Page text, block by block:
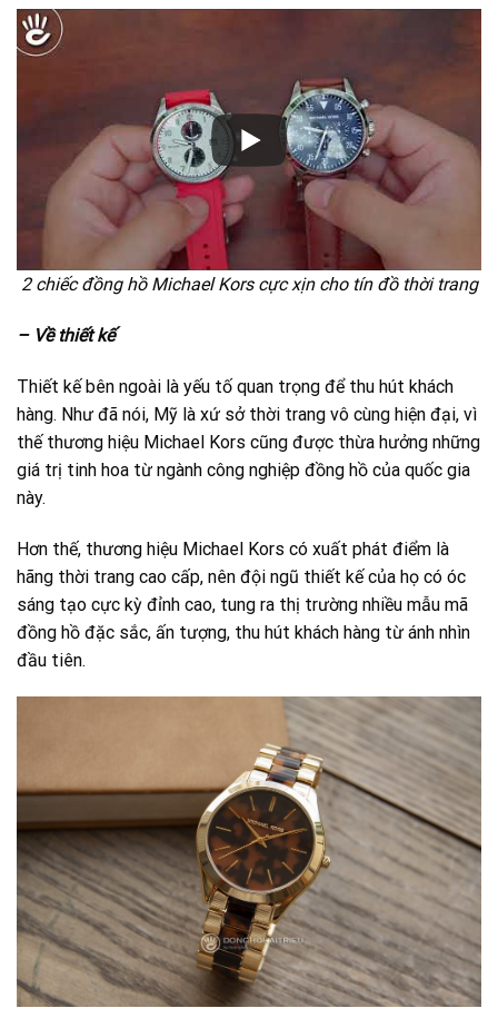
2 chiếc đồng hồ Michael Kors cực xịn cho tín đồ thời trang
– Về thiết kế
Thiết kế bên ngoài là yếu tố quan trọng để thu hút khách
hàng. Như đã nói, Mỹ là xứ sở thời trang vô cùng hiện đại, vì
thế thương hiệu Michael Kors cũng được thừa hưởng những
giá trị tinh hoa từ ngành công nghiệp đồng hồ của quốc gia
này.
Hơn thế, thương hiệu Michael Kors có xuất phát điểm là
hãng thời trang cao cấp, nên đội ngũ thiết kế của họ có óc
sáng tạo cực kỳ đỉnh cao, tung ra thị trường nhiều mẫu mã
đồng hồ đặc sắc, ấn tượng, thu hút khách hàng từ ánh nhìn
đầu tiên.